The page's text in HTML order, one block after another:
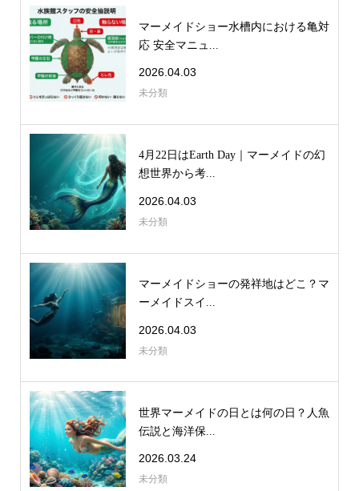
マーメイドショー水槽内における亀対
応 安全マニュ...
2026.04.03
未分類
4月22日はEarth Day｜マーメイドの幻
想世界から考...
2026.04.03
未分類
マーメイドショーの発祥地はどこ？マ
ーメイドスイ...
2026.04.03
未分類
世界マーメイドの日とは何の日？人魚
伝説と海洋保...
2026.03.24
未分類